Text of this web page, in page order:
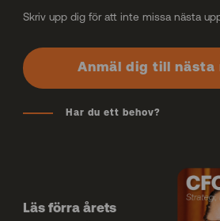
Skriv upp dig för att inte missa nästa
Anmäl dig till nästa
Har du ett behov?
Läs förra årets